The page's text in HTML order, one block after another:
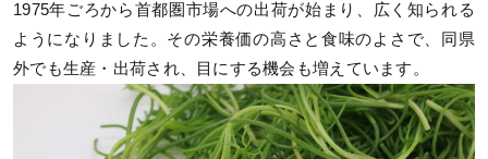
1975年ごろから首都圏市場への出荷が始まり、広く知られる
ようになりました。その栄養価の高さと食味のよさで、同県
外でも生産・出荷され、目にする機会も増えています。